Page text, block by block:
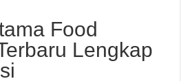
Food
Lengkap